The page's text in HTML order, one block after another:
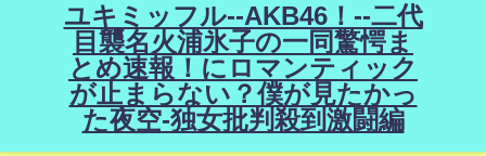
ユキミッフル--AKB46！--二代
目襲名火浦氷子の一同驚愕ま
とめ速報！にロマンティック
が止まらない？僕が見たかっ
た夜空-独女批判殺到激闘編